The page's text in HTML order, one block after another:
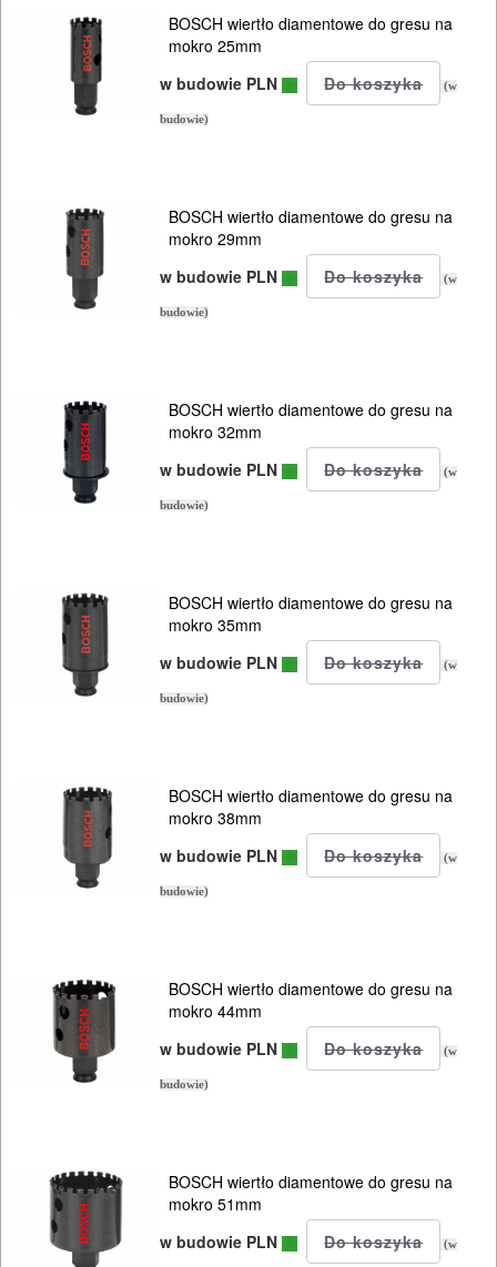
BOSCH wiertło diamentowe do gresu na
mokro 25mm
w budowie PLN
(w
budowie)
BOSCH wiertło diamentowe do gresu na
mokro 29mm
w budowie PLN
(w
budowie)
BOSCH wiertło diamentowe do gresu na
mokro 32mm
w budowie PLN
(w
budowie)
BOSCH wiertło diamentowe do gresu na
mokro 35mm
w budowie PLN
(w
budowie)
BOSCH wiertło diamentowe do gresu na
mokro 38mm
w budowie PLN
(w
budowie)
BOSCH wiertło diamentowe do gresu na
mokro 44mm
w budowie PLN
(w
budowie)
BOSCH wiertło diamentowe do gresu na
mokro 51mm
w budowie PLN
(w